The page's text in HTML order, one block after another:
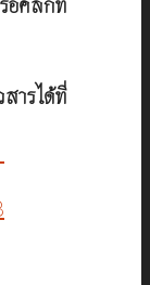
ารได้ที่